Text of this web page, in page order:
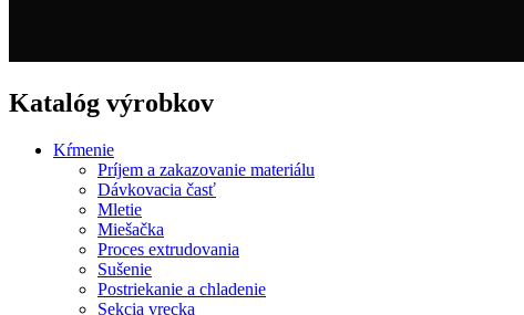
Katalóg výrobkov
Kŕmenie
Príjem a zakazovanie materiálu
Dávkovacia časť
Mletie
Miešačka
Proces extrudovania
Sušenie
Postriekanie a chladenie
Sekcia vrecka